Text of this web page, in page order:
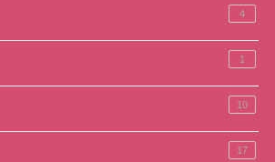
4
1
10
17